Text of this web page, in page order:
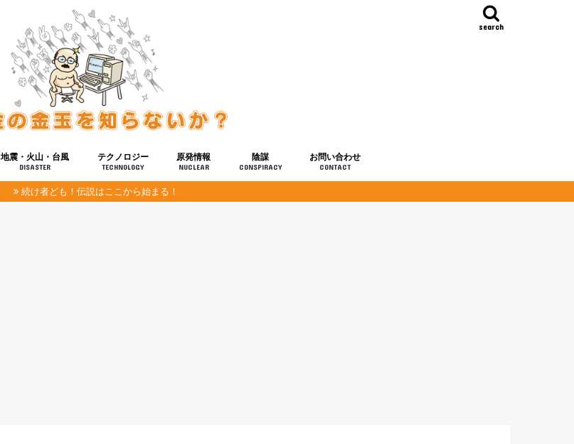
search
地震・火山・台風
DISASTER
テクノロジー
TECHNOLOGY
健康
宇宙
原発情報
NUCLEAR
陰謀
CONSPIRACY
お問い合わせ
CONTACT
続け者ども！伝説はここから始まる！